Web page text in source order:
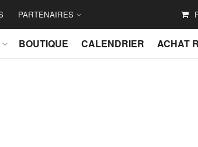
PARTENAIRES
BOUTIQUE CALENDRIER ACHAT